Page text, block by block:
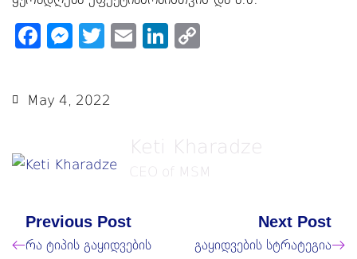
Facebook
Messenger
Twitter
EmailLinkedIn
May 4, 2022
Keti Kharadze
CEO of MSM
Previous Post
რა ტიპის გაყიდვების
Next Post
გაყიდვების სტრატეგია